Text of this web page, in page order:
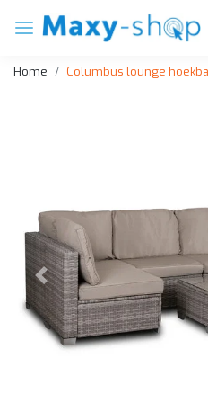
Home Columbus lounge
Vorige